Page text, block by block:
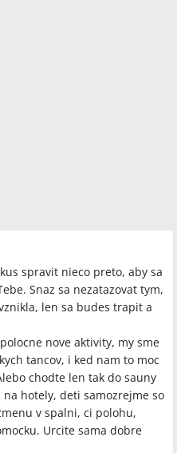
spravit nieco preto, aby sa
Snaz sa nezatazovat tym,
len sa budes trapit a
nove aktivity, my sme
tancov, i ked nam to moc
chodte len tak do sauny
hotely, deti samozrejme so
v spalni, ci polohu,
Urcite sama dobre